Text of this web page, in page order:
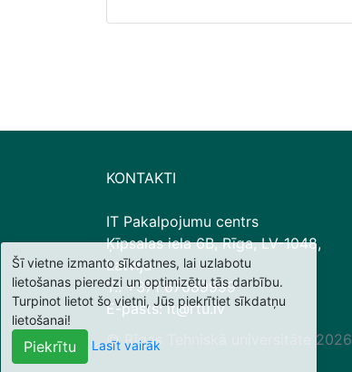
KONTAKTI
IT Pakalpojumu centrs
Ķīpsalas iela 6B, Rīga, LV-1048,
Latvija
T.: +371 67089999
E-pasts: it@rtu.lv
© Rīgas Tehniskā universitāte 2026
Šī vietne izmanto sīkdatnes, lai uzlabotu
lietošanas pieredzi un optimizētu tās darbību.
Turpinot lietot šo vietni, Jūs piekrītiet sīkdatņu
lietošanai!
Piekrītu Lasīt vairāk